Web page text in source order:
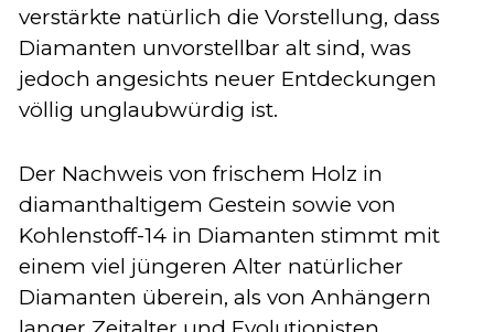
verstärkte natürlich die Vorstellung, dass
Diamanten unvorstellbar alt sind, was
jedoch angesichts neuer Entdeckungen
völlig unglaubwürdig ist.
Der Nachweis von frischem Holz in
diamanthaltigem Gestein sowie von
Kohlenstoff-14 in Diamanten stimmt mit
einem viel jüngeren Alter natürlicher
Diamanten überein, als von Anhängern